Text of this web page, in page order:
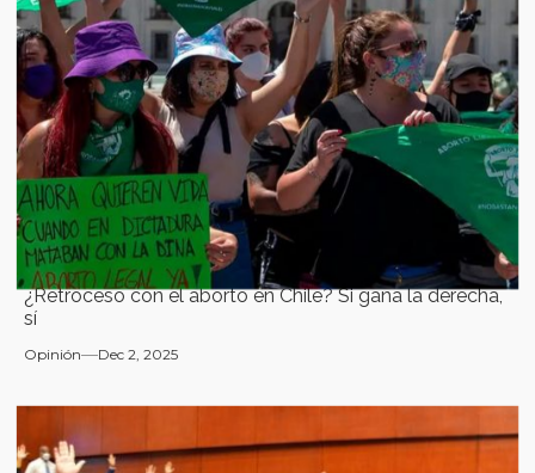
¿Retroceso con el aborto en Chile? Si gana la derecha,
sí
Opinión Dec 2, 2025